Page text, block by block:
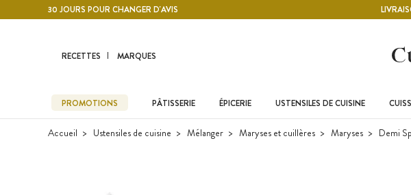
Contenu principal30 JOURS POUR CHANGER D'AVIS
RECETTES MARQUES
PROMOTIONS PÂTISSERIE ÉPICERIE USTENSILES DE CUISINE
Accueil Ustensiles de cuisine Mélanger Maryses et cuillères Maryses Demi